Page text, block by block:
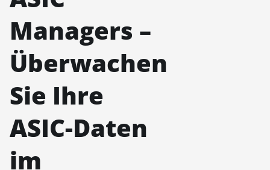
Managers –
Überwachen
Sie Ihre
ASIC-Daten
im